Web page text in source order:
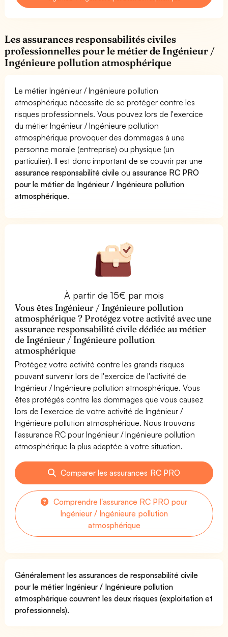
Les assurances responsabilités civiles
professionnelles pour le métier de Ingénieur /
Ingénieure pollution atmosphérique
Le métier Ingénieur / Ingénieure pollution
atmosphérique nécessite de se protéger contre les
risques professionnels. Vous pouvez lors de l'exercice
du métier Ingénieur / Ingénieure pollution
atmosphérique provoquer des dommages à une
personne morale (entreprise) ou physique (un
particulier). Il est donc important de se couvrir par une
assurance responsabilité civile ouassurance RC PRO
pour le métier de Ingénieur / Ingénieure pollution
atmosphérique.
À partir de 15€ par mois
Vous êtes Ingénieur / Ingénieure pollution
atmosphérique ? Protégez votre activité avec une
assurance responsabilité civile dédiée au métier
de Ingénieur / Ingénieure pollution
atmosphérique
Protégez votre activité contre les grands risques
pouvant survenir lors de l'exercice de l'activité de
Ingénieur / Ingénieure pollution atmosphérique. Vous
êtes protégés contre les dommages que vous causez
lors de l'exercice de votre activité de Ingénieur /
Ingénieure pollution atmosphérique. Nous trouvons
l'assurance RC pour Ingénieur / Ingénieure pollution
atmosphérique la plus adaptée à votre situation.
Comparer les assurances RC PRO
Comprendre l'assurance RC PRO pour
Ingénieur / Ingénieure pollution
atmosphérique
Généralement les assurances de responsabilité civile
pour le métier Ingénieur / Ingénieure pollution
atmosphérique couvrent les deux risques (exploitation et
professionnels).